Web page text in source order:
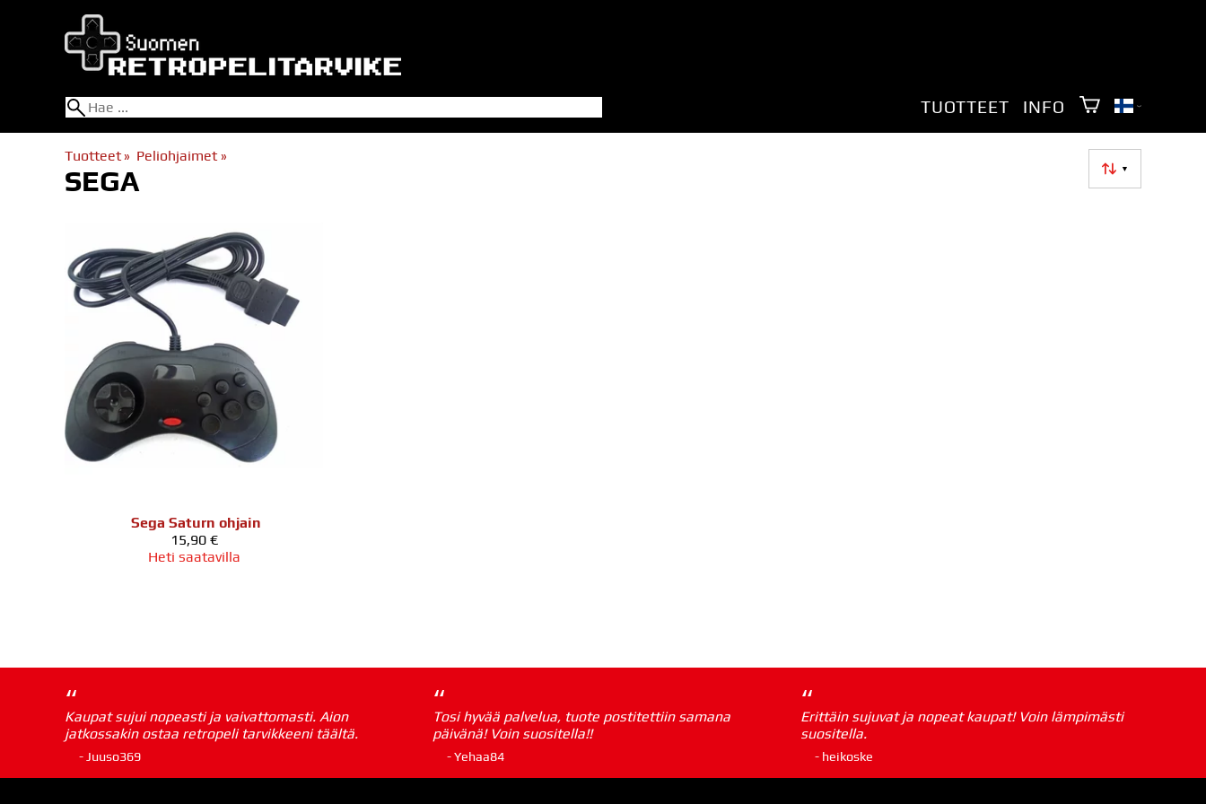
TUOTTEET INFO
Tuotteet‪» Peliohjaimet ‪»
▼
SEGA
Sega Saturn ohjain
15,90 €
Heti saatavilla
“
Kaupat sujui nopeasti ja vaivattomasti. Aion
jatkossakin ostaa retropeli tarvikkeeni täältä.
- Juuso369
“
Tosi hyvää palvelua, tuote postitettiin samana
päivänä! Voin suositella!!
- Yehaa84
“
Erittäin sujuvat ja nopeat kaupat! Voin lämpimästi
suositella.
- heikoske